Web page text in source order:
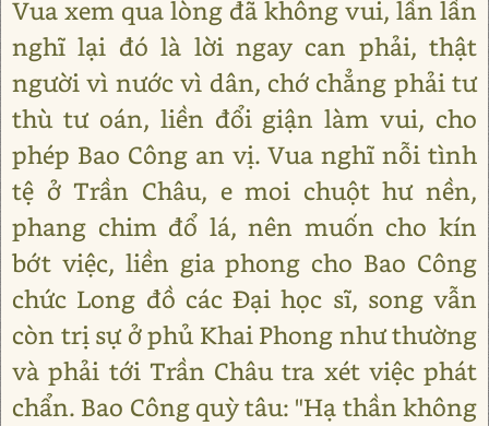
Vua xem qua lòng đã không vui, lần lần
nghĩ lại đó là lời ngay can phải, thật
người vì nước vì dân, chớ chẳng phải tư
thù tư oán, liền đổi giận làm vui, cho
phép Bao Công an vị. Vua nghĩ nỗi tình
tệ ở Trần Châu, e moi chuột hư nền,
phang chim đổ lá, nên muốn cho kín
bớt việc, liền gia phong cho Bao Công
chức Long đồ các Đại học sĩ, song vẫn
còn trị sự ở phủ Khai Phong như thường
và phải tới Trần Châu tra xét việc phát
chẩn. Bao Công quỳ tâu: "Hạ thần không